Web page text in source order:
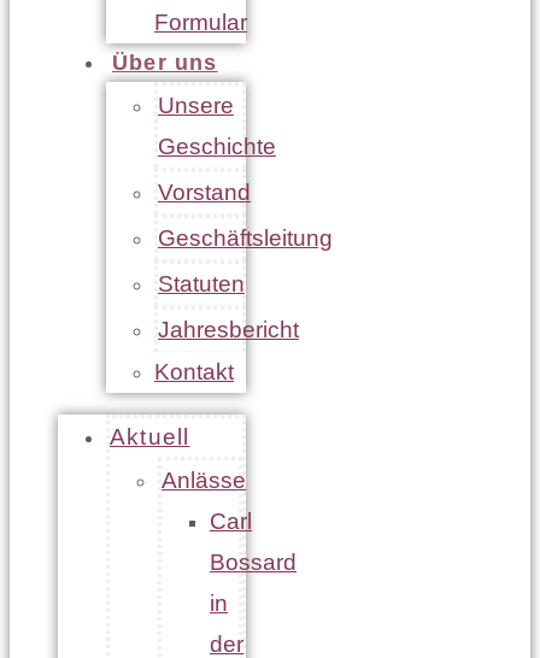
Formular
Über uns
Unsere
Geschichte
Vorstand
Geschäftsleitung
Statuten
Jahresbericht
Kontakt
Aktuell
Anlässe
Carl
Bossard
in
der